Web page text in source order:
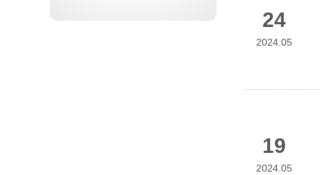
24
2024.05
19
2024.05